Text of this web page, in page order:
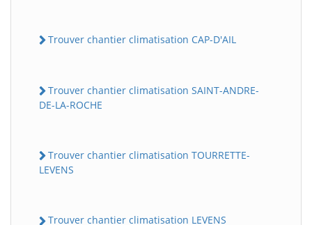
Trouver chantier climatisation CAP-D'AIL
Trouver chantier climatisation SAINT-ANDRE-
DE-LA-ROCHE
Trouver chantier climatisation TOURRETTE-
LEVENS
Trouver chantier climatisation LEVENS